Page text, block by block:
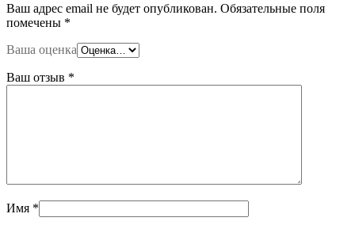
Ваш адрес email не будет опубликован. Обязательные поля
помечены *
Ваша оценка
Ваш отзыв *
Имя *